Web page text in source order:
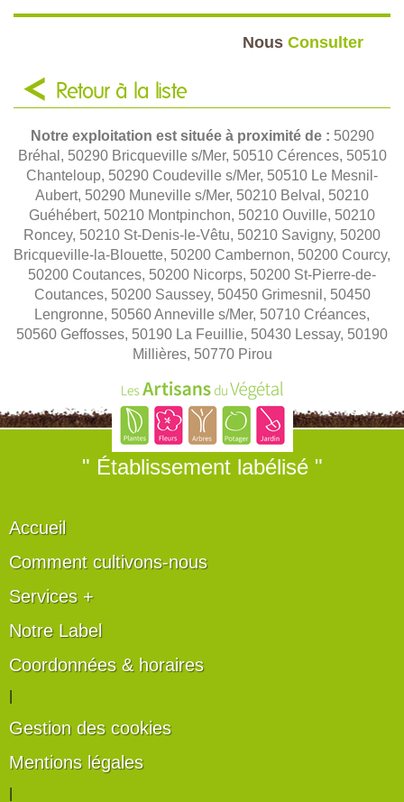
Nous Consulter
Retour à la liste
Notre exploitation est située à proximité de : 50290
Bréhal, 50290 Bricqueville s/Mer, 50510 Cérences, 50510
Chanteloup, 50290 Coudeville s/Mer, 50510 Le Mesnil-
Aubert, 50290 Muneville s/Mer, 50210 Belval, 50210
Guéhébert, 50210 Montpinchon, 50210 Ouville, 50210
Roncey, 50210 St-Denis-le-Vêtu, 50210 Savigny, 50200
Bricqueville-la-Blouette, 50200 Cambernon, 50200 Courcy,
50200 Coutances, 50200 Nicorps, 50200 St-Pierre-de-
Coutances, 50200 Saussey, 50450 Grimesnil, 50450
Lengronne, 50560 Anneville s/Mer, 50710 Créances,
50560 Geffosses, 50190 La Feuillie, 50430 Lessay, 50190
Millières, 50770 Pirou
" Établissement labélisé "
Accueil
Comment cultivons-nous
Services +
Notre Label
Coordonnées & horaires
Gestion des cookies
Mentions légales